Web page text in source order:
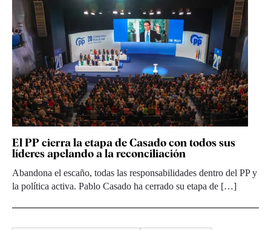
El PP cierra la etapa de Casado con todos sus
líderes apelando a la reconciliación
Abandona el escaño, todas las responsabilidades dentro del PP y
la política activa. Pablo Casado ha cerrado su etapa de […]